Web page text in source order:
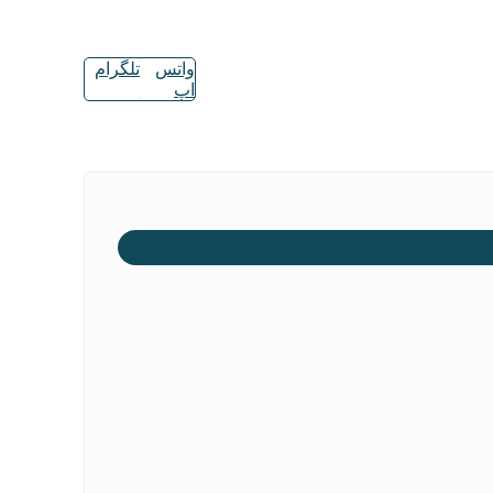
واتس
اپ
تلگرام